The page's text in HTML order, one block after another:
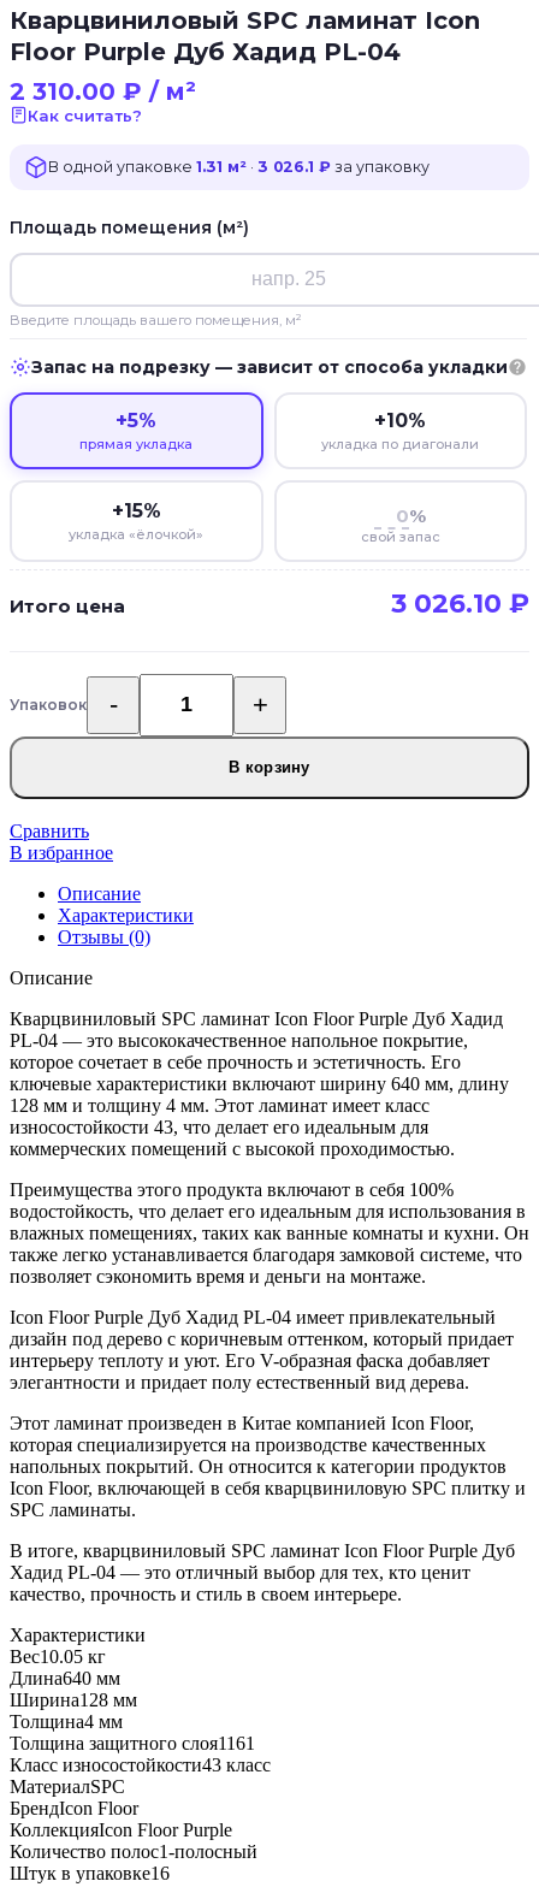
Кварцвиниловый SPC ламинат Icon
Floor Purple Дуб Хадид PL-04
2 310.00 ₽ / м²
Как считать?
В одной упаковке 1.31 м² · 3 026.1 ₽ за упаковку
Площадь помещения (м²)
Введите площадь вашего помещения, м²
Запас на подрезку — зависит от способа укладки
+5%
прямая укладка
+10%
укладка по диагонали
+15%
укладка «ёлочкой»
%
свой запас
Итого цена 3 026.10 ₽
УпаковокКоличество
товара
Кварцвиниловый
ламинат
Icon
Floor
Дуб
Хадид
PL-
В корзину
Сравнить
В избранное
Описание
Характеристики
Отзывы (0)
Описание
Кварцвиниловый SPC ламинат Icon Floor Purple Дуб Хадид
PL-04 — это высококачественное напольное покрытие,
которое сочетает в себе прочность и эстетичность. Его
ключевые характеристики включают ширину 640 мм, длину
128 мм и толщину 4 мм. Этот ламинат имеет класс
износостойкости 43, что делает его идеальным для
коммерческих помещений с высокой проходимостью.
Преимущества этого продукта включают в себя 100%
водостойкость, что делает его идеальным для использования в
влажных помещениях, таких как ванные комнаты и кухни. Он
также легко устанавливается благодаря замковой системе, что
позволяет сэкономить время и деньги на монтаже.
Icon Floor Purple Дуб Хадид PL-04 имеет привлекательный
дизайн под дерево с коричневым оттенком, который придает
интерьеру теплоту и уют. Его V-образная фаска добавляет
элегантности и придает полу естественный вид дерева.
Этот ламинат произведен в Китае компанией Icon Floor,
которая специализируется на производстве качественных
напольных покрытий. Он относится к категории продуктов
Icon Floor, включающей в себя кварцвиниловую SPC плитку и
SPC ламинаты.
В итоге, кварцвиниловый SPC ламинат Icon Floor Purple Дуб
Хадид PL-04 — это отличный выбор для тех, кто ценит
качество, прочность и стиль в своем интерьере.
Характеристики
Вес10.05 кг
Длина640 мм
Ширина128 мм
Толщина4 мм
Толщина защитного слоя1161
Класс износостойкости43 класс
МатериалSPC
БрендIcon Floor
КоллекцияIcon Floor Purple
Количество полос1-полосный
Штук в упаковке16